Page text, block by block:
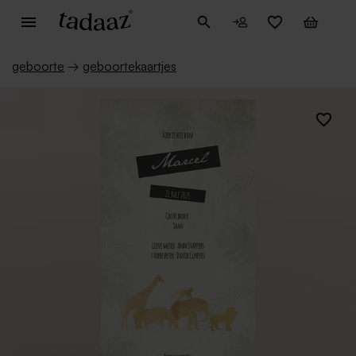
geboorte → geboortekaartjes